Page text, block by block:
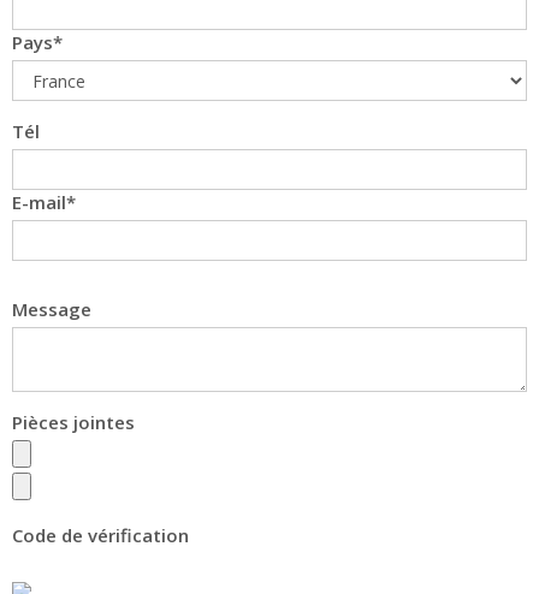
Pays
Tél
E-mail
Message
Pièces jointes
Code de vérification